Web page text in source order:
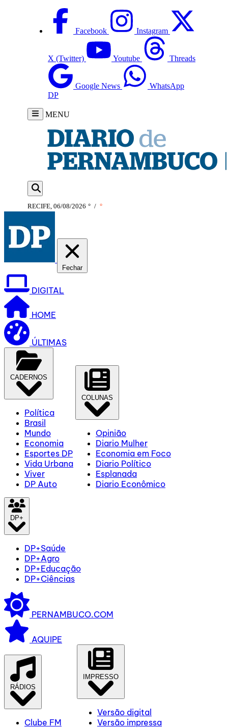
Facebook Instagram
X (Twitter) Youtube Threads
Google News
WhatsApp
DP
MENU
RECIFE, 06/08/2026 ° / °
Fechar
DIGITAL
HOME
ÚLTIMAS
CADERNOS
Política
Brasil
Mundo
Economia
Esportes DP
Vida Urbana
Viver
DP Auto
COLUNAS
Opinião
Diario Mulher
Economia em Foco
Diario Político
Esplanada
Diario Econômico
DP+
DP+Saúde
DP+Agro
DP+Educação
DP+Ciências
PERNAMBUCO.COM
AQUIPE
RÁDIOS
Clube FM
IMPRESSO
Versão digital
Versão impressa